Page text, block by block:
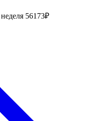
56173₽